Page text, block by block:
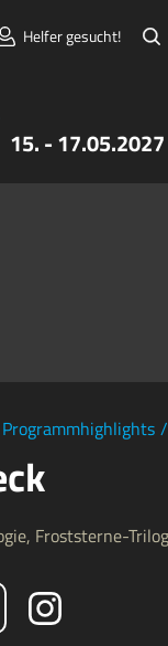
15. - 17.05.2027
Helfer gesucht!
Programmhighlights /
Froststerne-